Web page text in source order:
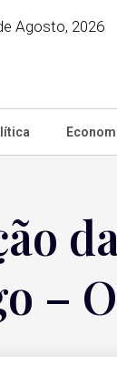
Agosto, 2026
–